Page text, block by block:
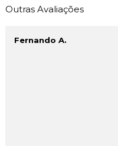
Outras Avaliações
Fernando A.